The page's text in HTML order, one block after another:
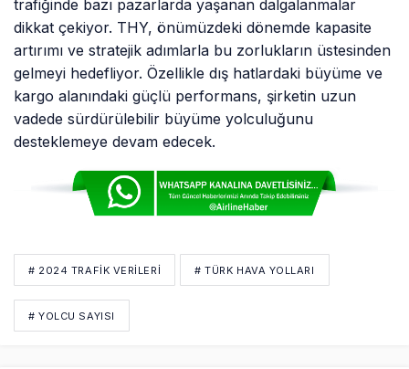
trafiğinde bazı pazarlarda yaşanan dalgalanmalar
dikkat çekiyor. THY, önümüzdeki dönemde kapasite
artırımı ve stratejik adımlarla bu zorlukların üstesinden
gelmeyi hedefliyor. Özellikle dış hatlardaki büyüme ve
kargo alanındaki güçlü performans, şirketin uzun
vadede sürdürülebilir büyüme yolculuğunu
desteklemeye devam edecek.
# 2024 TRAFIK VERILERI # TÜRK HAVA YOLLARI
# YOLCU SAYISI